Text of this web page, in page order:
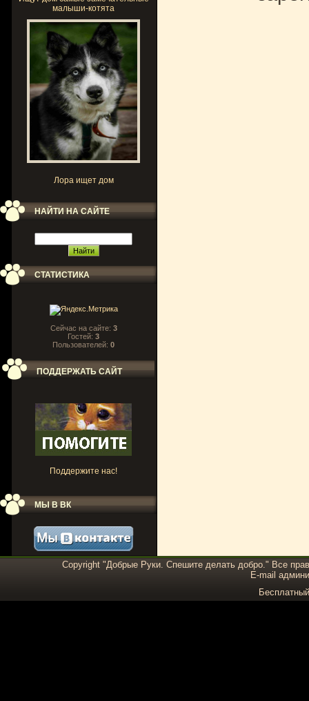
малыши-котята
Лора ищет дом
НАЙТИ НА САЙТЕ
СТАТИСТИКА
Сейчас на сайте: 3
Гостей: 3
Пользователей: 0
ПОДДЕРЖАТЬ САЙТ
Поддержите нас!
МЫ В ВК
Copyright "Добрые Руки. Спешите делать добро." Все
E-mail